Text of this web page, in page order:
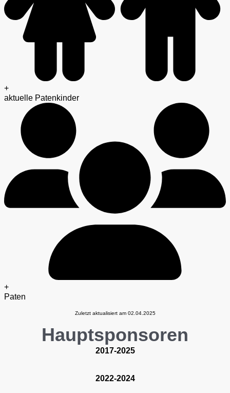
+
aktuelle Patenkinder
+
Paten
Zuletzt aktualisiert am 02.04.2025
Hauptsponsoren
2017-2025
2022-2024